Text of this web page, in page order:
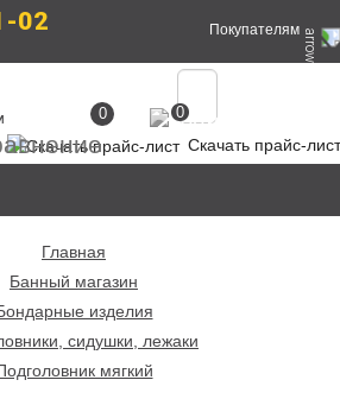
02 Покупателям
Скачать прайс-лист
0 0
Главная
Банный магазин
изделия
сидушки, лежаки
мягкий